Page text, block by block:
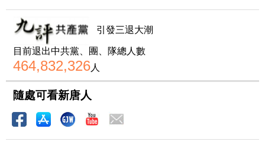
引發三退大潮
目前退出中共黨、團、隊總人數
464,832,326人
隨處可看新唐人